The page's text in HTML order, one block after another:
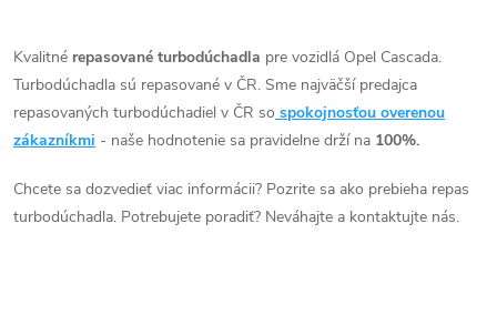
t
o
v
o
v
v
l
á
d
Kvalitné repasované turbodúchadla pre vozidlá Opel Cascada.
Turbodúchadla sú repasované v ČR. Sme najväčší predajca
repasovaných turbodúchadiel v ČR so spokojnosťou overenou
zákazníkmi - naše hodnotenie sa pravidelne drží na 100%.
Chcete sa dozvedieť viac informácii? Pozrite sa ako prebieha repas
turbodúchadla. Potrebujete poradiť? Neváhajte a kontaktujte nás.